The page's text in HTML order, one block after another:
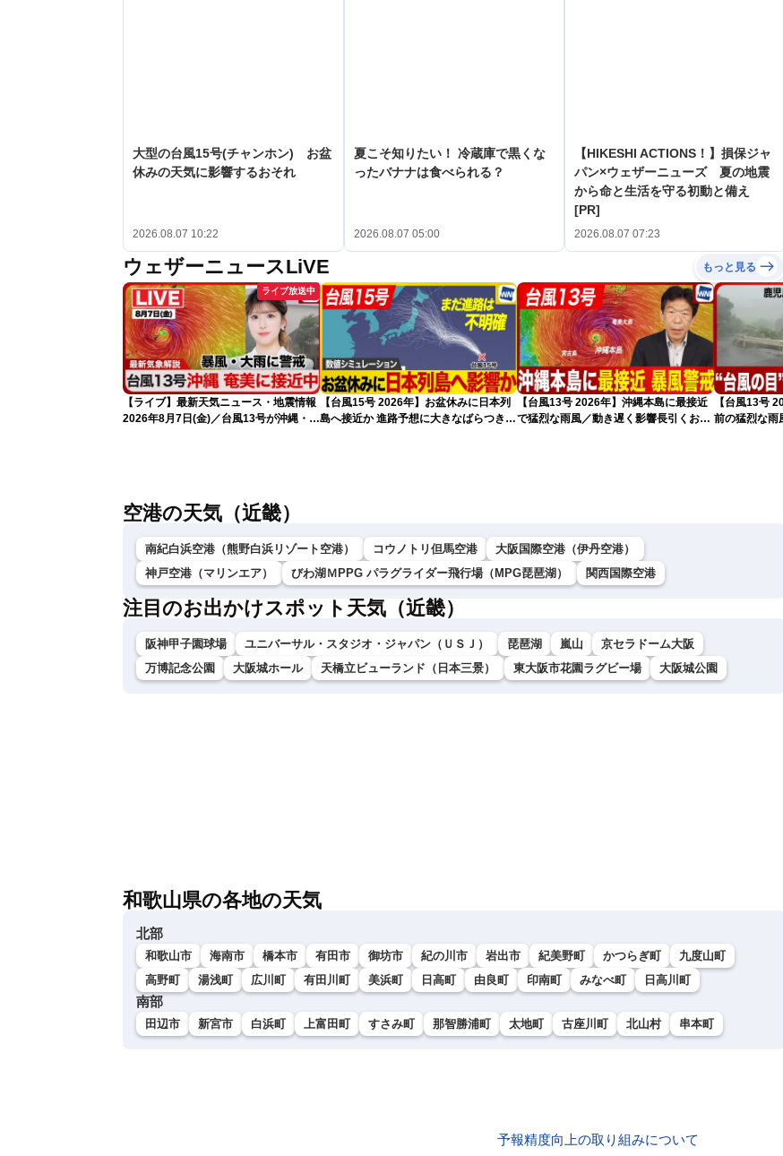
大型の台風15号(チャンホン) お盆
休みの天気に影響するおそれ
2026.08.07 10:22
夏こそ知りたい！ 冷蔵庫で黒くな
ったバナナは食べられる？
2026.08.07 05:00
【HIKESHI ACTIONS！】損保ジャ
パン×ウェザーニューズ 夏の地震
から命と生活を守る初動と備え
[PR]
2026.08.07 07:23
ウェザーニュースLiVE もっと見る
ライブ放送中
【ライブ】最新天気ニュース・地震情報
2026年8月7日(金)／台風13号が沖縄・奄
【台風15号 2026年】お盆休みに日本列
島へ接近か 進路予想に大きなばらつき
【台風13号 2026年】沖縄本島に最接近
で猛烈な雨風／動き遅く影響長引くおそ
【台風13号
前の猛烈な雨
測 吹き返し
空港の天気（近畿）
南紀白浜空港（熊野白浜リゾート空港） コウノトリ但馬空港
大阪国際空港（伊丹空港）
神戸空港（マリンエア）
びわ湖ＭPPG パラグライダー飛行場（MPG琵琶湖） 関西国際空港
注目のお出かけスポット天気（近畿）
阪神甲子園球場 ユニバーサル・スタジオ・ジャパン（ＵＳＪ） 琵琶湖 嵐山
京セラドーム大阪
万博記念公園
大阪城ホール 天橋立ビューランド（日本三景） 東大阪市花園ラグビー場 大阪城公園
和歌山県の各地の天気
北部
和歌山市 海南市 橋本市 有田市 御坊市 紀の川市 岩出市 紀美野町 かつらぎ町
九度山町
高野町
湯浅町 広川町 有田川町 美浜町 日高町 由良町 印南町 みなべ町 日高川町
南部
田辺市 新宮市 白浜町 上富田町 すさみ町 那智勝浦町 太地町 古座川町 北山村 串本町
予報精度向上の取り組みについて